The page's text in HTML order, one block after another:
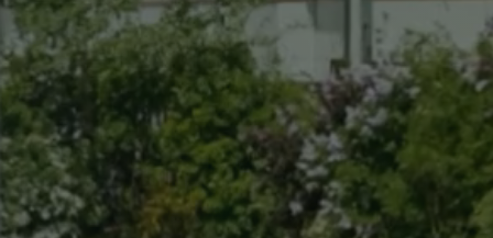
Bürgerservice-Portal
Digitaler Zwilling